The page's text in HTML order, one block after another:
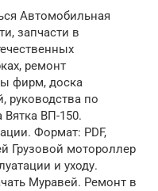
Автомобильная
запчасти в
ремонт
фирм, доска
руководства по
ВП-150.
Формат: PDF,
Грузовой мотороллер
и уходу.
Муравей. Ремонт в